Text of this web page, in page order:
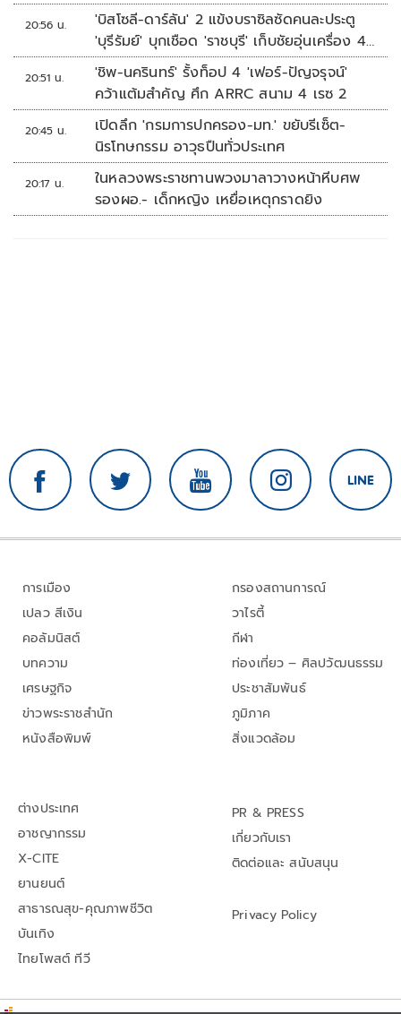
20:56 น.
'บิสโซลี-ดาร์ลัน' 2 แข้งบราซิลซัดคนละประตู
'บุรีรัมย์' บุกเชือด 'ราชบุรี' เก็บชัยอุ่นเครื่อง 4
นัดรวด
20:51 น.
'ชิพ-นครินทร์' รั้งท็อป 4 'เฟอร์-ปัญจรุจน์'
คว้าแต้มสำคัญ ศึก ARRC สนาม 4 เรซ 2
20:45 น.
เปิดลึก 'กรมการปกครอง-มท.' ขยับรีเซ็ต-
นิรโทษกรรม อาวุธปืนทั่วประเทศ
20:17 น.
ในหลวงพระราชทานพวงมาลาวางหน้าหีบศพ
รองผอ.- เด็กหญิง เหยื่อเหตุกราดยิง
การเมือง
เปลว สีเงิน
คอลัมนิสต์
บทความ
เศรษฐกิจ
ข่าวพระราชสำนัก
หนังสือพิมพ์
กรองสถานการณ์
วาไรตี้
กีฬา
ท่องเที่ยว – ศิลปวัฒนธรรม
ประชาสัมพันธ์
ภูมิภาค
สิ่งแวดล้อม
ต่างประเทศ
อาชญากรรม
X-CITE
ยานยนต์
สาธารณสุข-คุณภาพชีวิต
บันเทิง
ไทยโพสต์ ทีวี
PR & PRESS
เกี่ยวกับเรา
ติดต่อและ สนับสนุน
Privacy Policy